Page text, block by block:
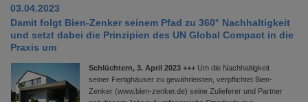
03.04.2023
Damit folgt Bien-Zenker seinem Pfad zu 360° Nachhaltigkeit
und setzt dabei die Prinzipien des UN Global Compact in die
Praxis um
Schlüchtern, 3. April 2023 +++ Um die Nachhaltigkeit
seiner Fertighäuser zu gewährleisten, verpflichtet Bien-
Zenker (www.bien-zenker.de) seine Zulieferer und Partner